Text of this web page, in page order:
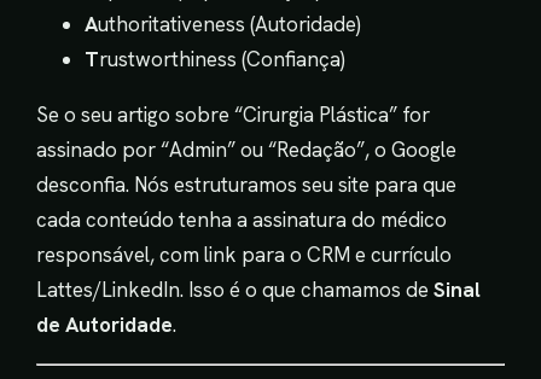
Authoritativeness (Autoridade)
Trustworthiness (Confiança)
Se o seu artigo sobre “Cirurgia Plástica” for
assinado por “Admin” ou “Redação”, o Google
desconfia. Nós estruturamos seu site para que
cada conteúdo tenha a assinatura do médico
responsável, com link para o CRM e currículo
Lattes/LinkedIn. Isso é o que chamamos de Sinal
de Autoridade.